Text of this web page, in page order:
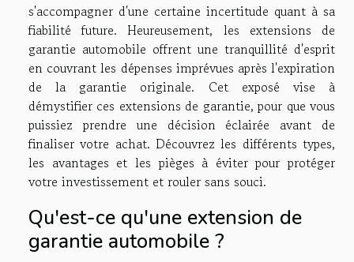
s'accompagner d'une certaine incertitude quant à sa
fiabilité future. Heureusement, les extensions de
garantie automobile offrent une tranquillité d'esprit
en couvrant les dépenses imprévues après l'expiration
de la garantie originale. Cet exposé vise à
démystifier ces extensions de garantie, pour que vous
puissiez prendre une décision éclairée avant de
finaliser votre achat. Découvrez les différents types,
les avantages et les pièges à éviter pour protéger
votre investissement et rouler sans souci.
Qu'est-ce qu'une extension de
garantie automobile ?